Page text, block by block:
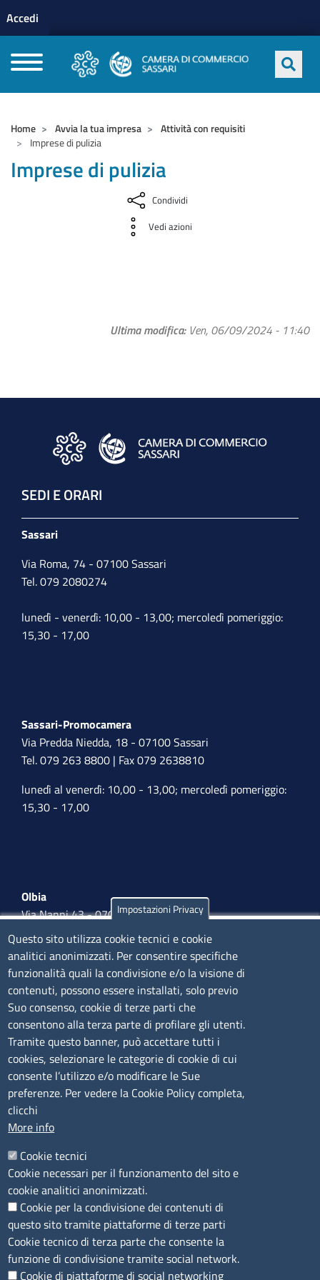
profilo utente
Accedi
Home Avvia la tua impresa
Attività con requisiti
Imprese di pulizia
Imprese di pulizia
Condividi
Vedi azioni
Ultima modifica Ven, 06/09/2024 - 11:40
SEDI E ORARI
Sassari
Via Roma, 74 - 07100 Sassari
Tel. 079 2080274
lunedì - venerdì: 10,00 - 13,00; mercoledì pomeriggio:
15,30 - 17,00
Sassari-Promocamera
Via Predda Niedda, 18 - 07100 Sassari
Tel. 079 263 8800 | Fax 079 2638810
lunedì al venerdì: 10,00 - 13,00; mercoledì pomeriggio:
15,30 - 17,00
Olbia
Via Nanni 43 - 07026 Olbia
Tel. 0789 66122 | 0789 69580
mail: ufficio.olbia@ss.camcom.it
lunedì al venerdì: 9,00 - 12,00; lunedì pomeriggio: 16,00
- 17,00
CONTATTI
Camera di Commercio, Industria, Artigianato e
Agricoltura di Sassari
PEC
P.IVA01047570906
Codice Fiscale
Codice Univoco per le fatture elettroniche: UFPXFS
LINK UTILI
Segnalazione di illecito
Amministrazione Trasparente
Impostazioni Privacy
Questo sito utilizza cookie tecnici e cookie
analitici anonimizzati. Per consentire specifiche
funzionalità quali la condivisione e/o la visione di
contenuti, possono essere installati, solo previo
Suo consenso, cookie di terze parti che
consentono alla terza parte di profilare gli utenti.
Tramite questo banner, può accettare tutti i
cookies, selezionare le categorie di cookie di cui
consente l’utilizzo e/o modificare le Sue
preferenze. Per vedere la Cookie Policy completa,
clicchi
More info
Cookie tecnici
Cookie necessari per il funzionamento del sito e
cookie analitici anonimizzati.
Cookie per la condivisione dei contenuti di
questo sito tramite piattaforme di terze parti
Cookie tecnico di terza parte che consente la
funzione di condivisione tramite social network.
Cookie di piattaforme di social networking